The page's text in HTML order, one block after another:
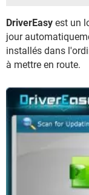
DriverEasy est un
jour
installés dans
à mettre en route.